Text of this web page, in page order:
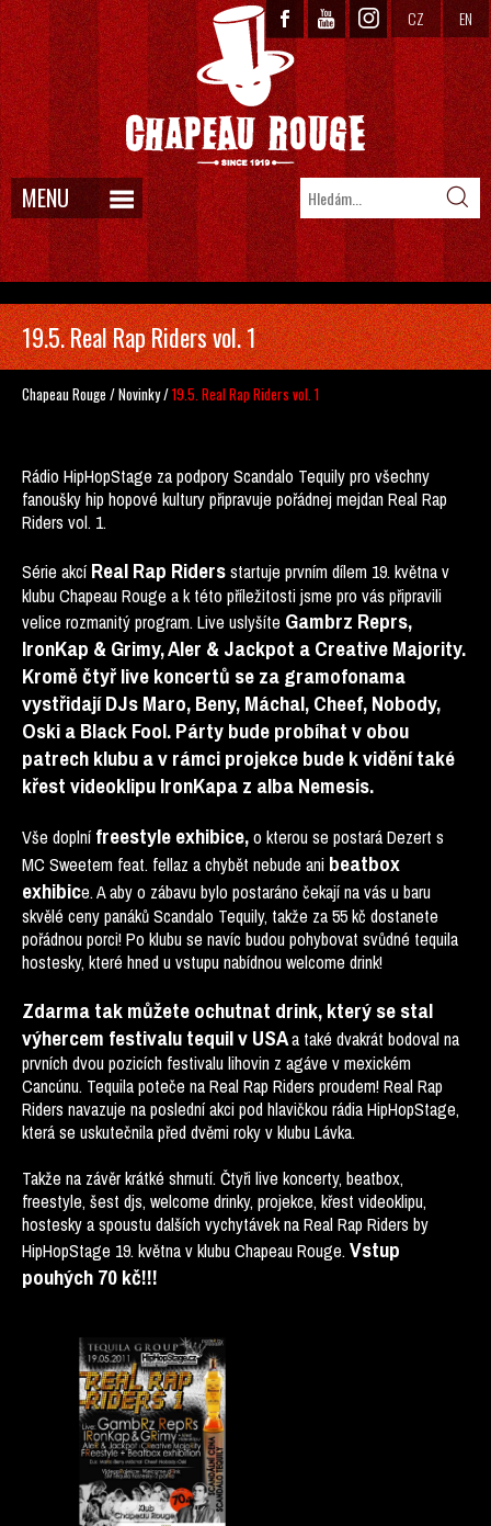
CZ EN
MENU
19.5. Real Rap Riders vol. 1
Chapeau Rouge /Novinky/19.5. Real Rap Riders vol. 1
Rádio HipHopStage za podpory Scandalo Tequily pro všechny
fanoušky hip hopové kultury připravuje pořádnej mejdan Real Rap
Riders vol. 1.
Série akcí Real Rap Ridersstartuje prvním dílem 19. května v
klubu Chapeau Rouge a k této příležitosti jsme pro vás připravili
velice rozmanitý program. Live uslyšíte Gambrz Reprs,
IronKap & Grimy, Aler & Jackpot a Creative Majority.
Kromě čtyř live koncertů se za gramofonama
vystřidají DJs Maro, Beny, Máchal, Cheef, Nobody,
Oski a Black Fool. Párty bude probíhat v obou
patrech klubu a v rámci projekce bude k vidění také
křest videoklipu IronKapa z alba Nemesis.
Vše doplní freestyle exhibice,o kterou se postará Dezert s
MC Sweetem feat. fellaz a chybět nebude ani beatbox
exhibice. A aby o zábavu bylo postaráno čekají na vás u baru
skvělé ceny panáků Scandalo Tequily, takže za 55 kč dostanete
pořádnou porci! Po klubu se navíc budou pohybovat svůdné tequila
hostesky, které hned u vstupu nabídnou welcome drink!
Zdarma tak můžete ochutnat drink, který se stal
výhercem festivalu tequil v USAa také dvakrát bodoval na
prvních dvou pozicích festivalu lihovin z agáve v mexickém
Cancúnu. Tequila poteče na Real Rap Riders proudem! Real Rap
Riders navazuje na poslední akci pod hlavičkou rádia HipHopStage,
která se uskutečnila před dvěmi roky v klubu Lávka.
Takže na závěr krátké shrnutí. Čtyři live koncerty, beatbox,
freestyle, šest djs, welcome drinky, projekce, křest videoklipu,
hostesky a spoustu dalších vychytávek na Real Rap Riders by
HipHopStage 19. května v klubu Chapeau Rouge.Vstup
pouhých 70 kč!!!